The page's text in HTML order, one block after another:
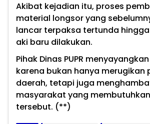
Akibat kejadian itu, proses
material longsor yang
lancar terpaksa tertunda
aki baru dilakukan.
Pihak Dinas PUPR
karena bukan hanya merugikan
daerah, tetapi juga
masyarakat yang
tersebut. (**)